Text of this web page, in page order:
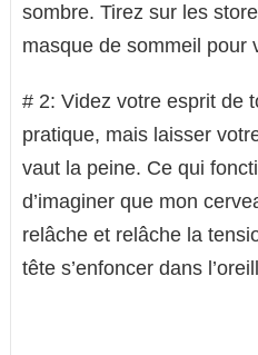
sombre. Tirez sur les
masque de sommeil pour
# 2: Videz votre esprit de
pratique, mais laisser
vaut la peine. Ce qui
d’imaginer que mon
relâche et relâche la
tête s’enfoncer dans